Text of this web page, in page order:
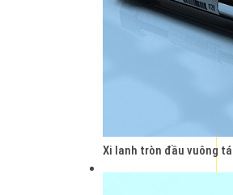
Xi lanh tròn đầu vuông